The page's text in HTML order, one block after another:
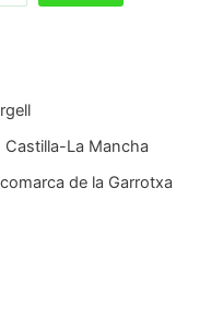
La Mancha
de la Garrotxa